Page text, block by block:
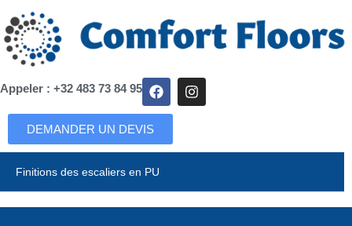
Appeler : +32 483 73 84 95
DEMANDER UN DEVIS
Finitions des escaliers en PU